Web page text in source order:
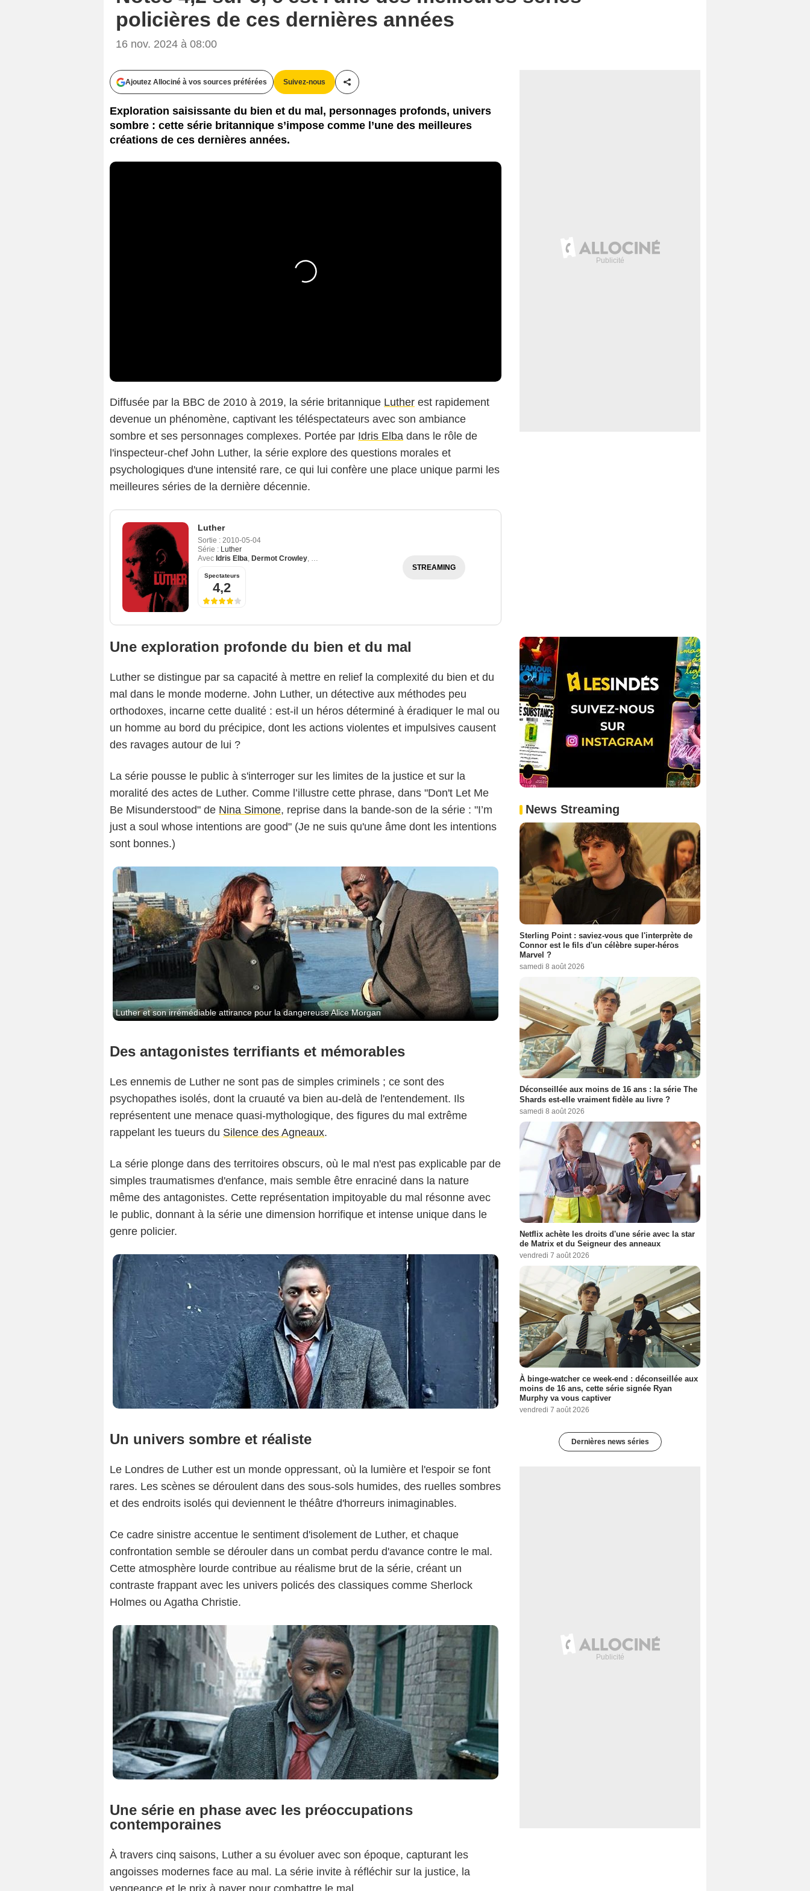
policières de ces dernières années
16 nov. 2024 à 08:00
Ajoutez Allociné à vos sources préférées Suivez-nous
Partager cet article
Exploration saisissante du bien et du mal, personnages profonds, univers
sombre : cette série britannique s’impose comme l’une des meilleures
créations de ces dernières années.
Diffusée par la BBC de 2010 à 2019, la série britannique Luther est rapidement
devenue un phénomène, captivant les téléspectateurs avec son ambiance
sombre et ses personnages complexes. Portée par Idris Elba dans le rôle de
l'inspecteur-chef John Luther, la série explore des questions morales et
psychologiques d'une intensité rare, ce qui lui confère une place unique parmi les
meilleures séries de la dernière décennie.
Luther
Sortie : 2010-05-04
Série : Luther
Avec Idris Elba, Dermot Crowley, Michael Smiley
Spectateurs
4,2
STREAMING
Une exploration profonde du bien et du mal
Luther se distingue par sa capacité à mettre en relief la complexité du bien et du
mal dans le monde moderne. John Luther, un détective aux méthodes peu
orthodoxes, incarne cette dualité : est-il un héros déterminé à éradiquer le mal ou
un homme au bord du précipice, dont les actions violentes et impulsives causent
des ravages autour de lui ?
La série pousse le public à s'interroger sur les limites de la justice et sur la
moralité des actes de Luther. Comme l’illustre cette phrase, dans "Don't Let Me
Be Misunderstood" de Nina Simone, reprise dans la bande-son de la série : "I’m
just a soul whose intentions are good" (Je ne suis qu'une âme dont les intentions
sont bonnes.)
Luther et son irrémédiable attirance pour la dangereuse Alice Morgan
Des antagonistes terrifiants et mémorables
Les ennemis de Luther ne sont pas de simples criminels ; ce sont des
psychopathes isolés, dont la cruauté va bien au-delà de l'entendement. Ils
représentent une menace quasi-mythologique, des figures du mal extrême
rappelant les tueurs du Silence des Agneaux.
La série plonge dans des territoires obscurs, où le mal n'est pas explicable par de
simples traumatismes d'enfance, mais semble être enraciné dans la nature
même des antagonistes. Cette représentation impitoyable du mal résonne avec
le public, donnant à la série une dimension horrifique et intense unique dans le
genre policier.
Un univers sombre et réaliste
Le Londres de Luther est un monde oppressant, où la lumière et l'espoir se font
rares. Les scènes se déroulent dans des sous-sols humides, des ruelles sombres
et des endroits isolés qui deviennent le théâtre d'horreurs inimaginables.
Ce cadre sinistre accentue le sentiment d'isolement de Luther, et chaque
confrontation semble se dérouler dans un combat perdu d'avance contre le mal.
Cette atmosphère lourde contribue au réalisme brut de la série, créant un
contraste frappant avec les univers policés des classiques comme Sherlock
Holmes ou Agatha Christie.
BBC
Une série en phase avec les préoccupations
contemporaines
À travers cinq saisons, Luther a su évoluer avec son époque, capturant les
angoisses modernes face au mal. La série invite à réfléchir sur la justice, la
News Streaming
Sterling Point : saviez-vous que l'interprète de
Connor est le fils d'un célèbre super-héros
Marvel ?
samedi 8 août 2026
Déconseillée aux moins de 16 ans : la série The
Shards est-elle vraiment fidèle au livre ?
samedi 8 août 2026
Netflix achète les droits d'une série avec la star
de Matrix et du Seigneur des anneaux
vendredi 7 août 2026
À binge-watcher ce week-end : déconseillée aux
moins de 16 ans, cette série signée Ryan
Murphy va vous captiver
vendredi 7 août 2026
Dernières news séries